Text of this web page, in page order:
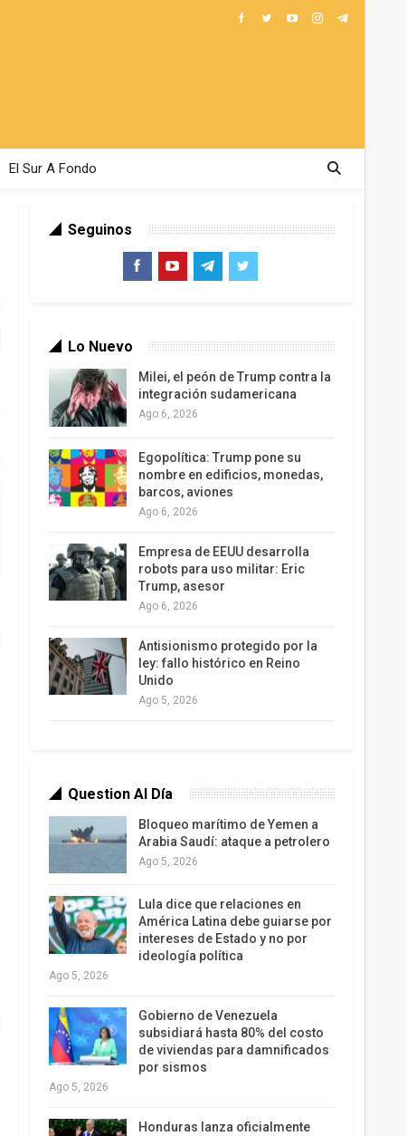
El Sur A Fondo
Seguinos
Lo Nuevo
Milei, el peón de Trump contra la
integración sudamericana
Ago 6, 2026
Egopolítica: Trump pone su
nombre en edificios, monedas,
barcos, aviones
Ago 6, 2026
Empresa de EEUU desarrolla
robots para uso militar: Eric
Trump, asesor
Ago 6, 2026
Antisionismo protegido por la
ley: fallo histórico en Reino
Unido
Ago 5, 2026
Question Al Día
Bloqueo marítimo de Yemen a
Arabia Saudí: ataque a petrolero
Ago 5, 2026
Lula dice que relaciones en
América Latina debe guiarse por
intereses de Estado y no por
ideología política
Ago 5, 2026
Gobierno de Venezuela
subsidiará hasta 80% del costo
de viviendas para damnificados
por sismos
Ago 5, 2026
Honduras lanza oficialmente